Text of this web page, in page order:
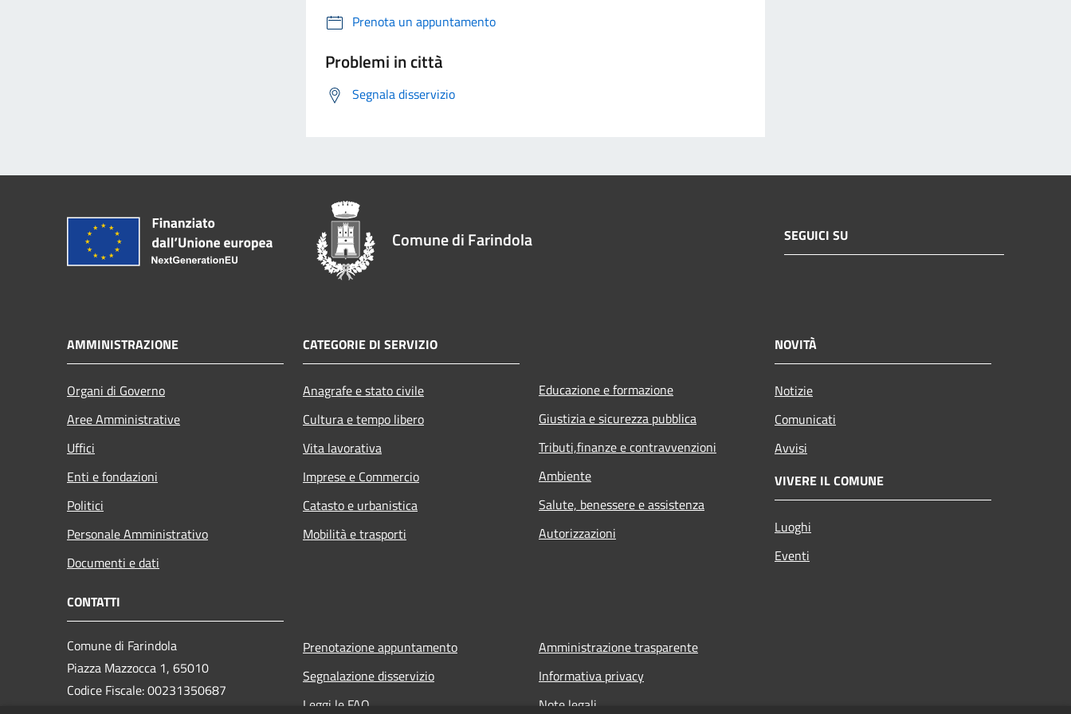
Prenota un appuntamento
Problemi in città
Segnala disservizio
Comune di Farindola SEGUICI SU
AMMINISTRAZIONE
Organi di Governo
Aree Amministrative
Uffici
Enti e fondazioni
Politici
Personale Amministrativo
Documenti e dati
CATEGORIE DI SERVIZIO
Anagrafe e stato civile
Cultura e tempo libero
Vita lavorativa
Imprese e Commercio
Catasto e urbanistica
Mobilità e trasporti
Educazione e formazione
Giustizia e sicurezza pubblica
Tributi,finanze e contravvenzioni
Ambiente
Salute, benessere e assistenza
Autorizzazioni
NOVITÀ
Notizie
Comunicati
Avvisi
VIVERE IL COMUNE
Luoghi
Eventi
CONTATTI
Comune di Farindola
Piazza Mazzocca 1, 65010
Codice Fiscale: 00231350687
Prenotazione appuntamento
Segnalazione disservizio
Leggi le FAQ
Amministrazione trasparente
Informativa privacy
Note legali